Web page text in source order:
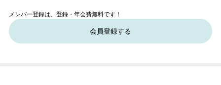
メンバー登録は、登録・年会費無料です！
会員登録する